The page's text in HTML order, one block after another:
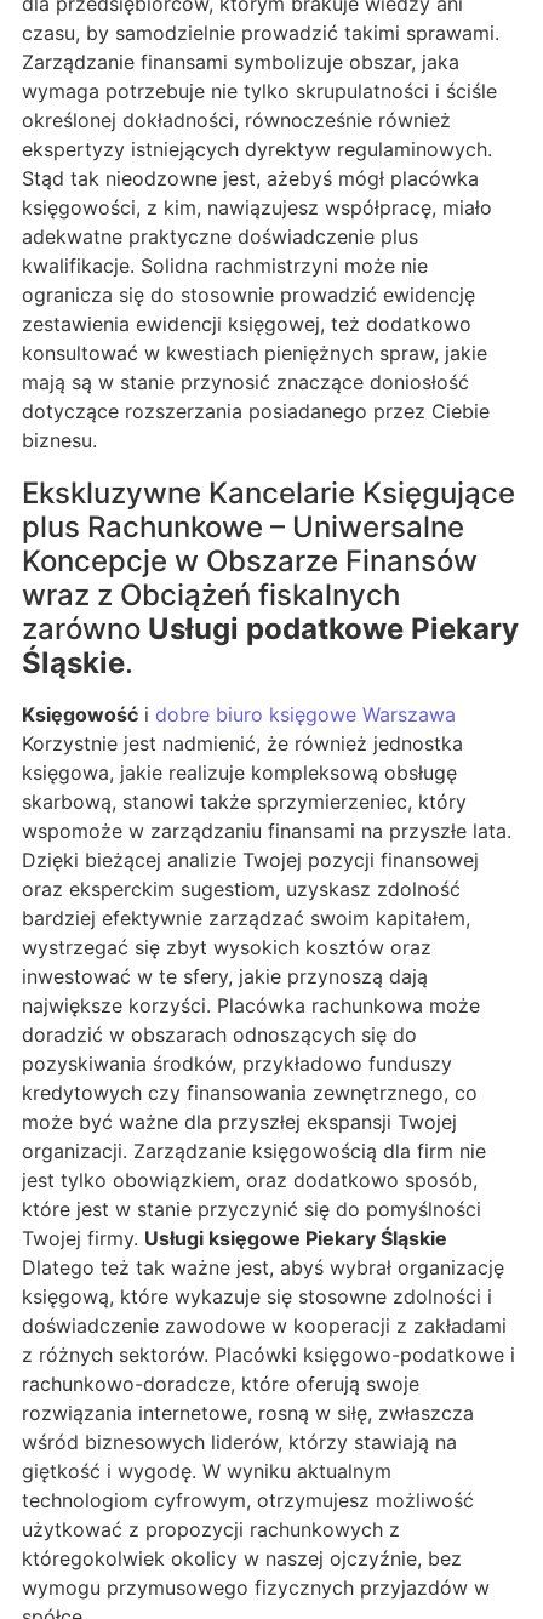
czasu, by samodzielnie prowadzić takimi sprawami.
Zarządzanie finansami symbolizuje obszar, jaka
wymaga potrzebuje nie tylko skrupulatności i ściśle
określonej dokładności, równocześnie również
ekspertyzy istniejących dyrektyw regulaminowych.
Stąd tak nieodzowne jest, ażebyś mógł placówka
księgowości, z kim, nawiązujesz współpracę, miało
adekwatne praktyczne doświadczenie plus
kwalifikacje. Solidna rachmistrzyni może nie
ogranicza się do stosownie prowadzić ewidencję
zestawienia ewidencji księgowej, też dodatkowo
konsultować w kwestiach pieniężnych spraw, jakie
mają są w stanie przynosić znaczące doniosłość
dotyczące rozszerzania posiadanego przez Ciebie
biznesu.
Ekskluzywne Kancelarie Księgujące
plus Rachunkowe – Uniwersalne
Koncepcje w Obszarze Finansów
wraz z Obciążeń fiskalnych
zarówno Usługi podatkowe Piekary
Śląskie.
Księgowość i dobre biuro księgowe Warszawa
Korzystnie jest nadmienić, że również jednostka
księgowa, jakie realizuje kompleksową obsługę
skarbową, stanowi także sprzymierzeniec, który
wspomoże w zarządzaniu finansami na przyszłe lata.
Dzięki bieżącej analizie Twojej pozycji finansowej
oraz eksperckim sugestiom, uzyskasz zdolność
bardziej efektywnie zarządzać swoim kapitałem,
wystrzegać się zbyt wysokich kosztów oraz
inwestować w te sfery, jakie przynoszą dają
największe korzyści. Placówka rachunkowa może
doradzić w obszarach odnoszących się do
pozyskiwania środków, przykładowo funduszy
kredytowych czy finansowania zewnętrznego, co
może być ważne dla przyszłej ekspansji Twojej
organizacji. Zarządzanie księgowością dla firm nie
jest tylko obowiązkiem, oraz dodatkowo sposób,
które jest w stanie przyczynić się do pomyślności
Twojej firmy. Usługi księgowe Piekary Śląskie
Dlatego też tak ważne jest, abyś wybrał organizację
księgową, które wykazuje się stosowne zdolności i
doświadczenie zawodowe w kooperacji z zakładami
z różnych sektorów. Placówki księgowo-podatkowe i
rachunkowo-doradcze, które oferują swoje
rozwiązania internetowe, rosną w siłę, zwłaszcza
wśród biznesowych liderów, którzy stawiają na
giętkość i wygodę. W wyniku aktualnym
technologiom cyfrowym, otrzymujesz możliwość
użytkować z propozycji rachunkowych z
któregokolwiek okolicy w naszej ojczyźnie, bez
wymogu przymusowego fizycznych przyjazdów w